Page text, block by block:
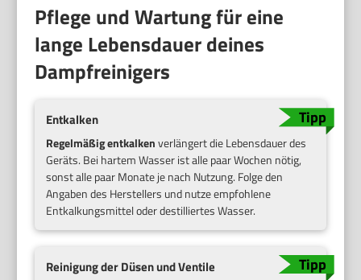
Pflege und Wartung für eine
lange Lebensdauer deines
Dampfreinigers
Entkalken
Regelmäßig entkalkenverlängert die Lebensdauer des
Geräts. Bei hartem Wasser ist alle paar Wochen nötig,
sonst alle paar Monate je nach Nutzung. Folge den
Angaben des Herstellers und nutze empfohlene
Entkalkungsmittel oder destilliertes Wasser.
Reinigung der Düsen und Ventile